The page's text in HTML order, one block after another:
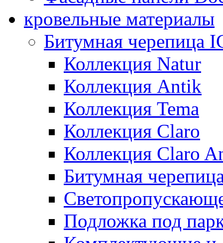
кровельные материалы
Битумная черепица
Коллекция Natur
Коллекция Antik
Коллекция Tema
Коллекция Claro
Коллекция Claro
Битумная
Подложка под